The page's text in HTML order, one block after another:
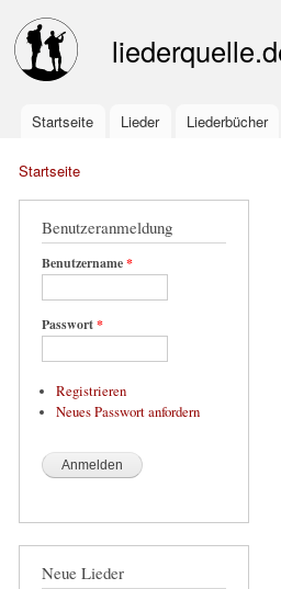
Main menu
Startseite Lieder Liederbücher
Startseite
Benutzeranmeldung
Benutzername*
Passwort*
Registrieren
Neues Passwort anfordern
Neue Lieder